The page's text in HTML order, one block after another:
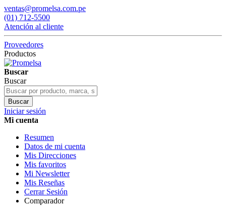
ventas@promelsa.com.pe
(01) 712-5500
Atención al cliente
Proveedores
Productos
Buscar
Buscar
Buscar
Iniciar sesión
Mi cuenta
Resumen
Datos de mi cuenta
Mis Direcciones
Mis favoritos
Mi Newsletter
Mis Reseñas
Cerrar Sesión
Comparador